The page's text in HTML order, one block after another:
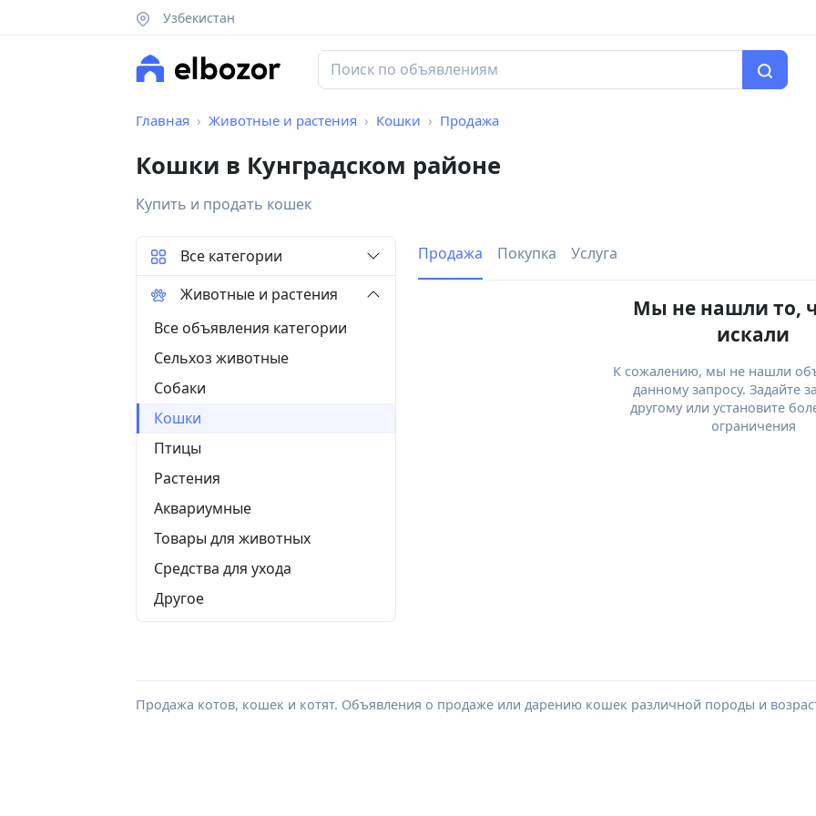
Узбекистан
Главная Животные и растения Кошки Продажа
Кошки в Кунградском районе
Купить и продать кошек
Продажа Покупка Услуга
Мы не нашли то,
искали
К сожалению, мы не нашли
данному запросу. Задайте
другому или установите
ограничения
Все категории
Животные и растения
Все объявления категории
Сельхоз животные
Собаки
Кошки
Птицы
Растения
Аквариумные
Товары для животных
Средства для ухода
Другое
Продажа котов, кошек и котят. Объявления о продаже или дарению кошек различной породы и